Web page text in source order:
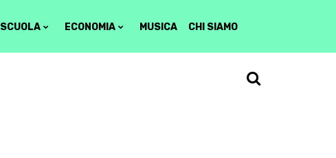
SCUOLA ECONOMIA MUSICA CHI SIAMO